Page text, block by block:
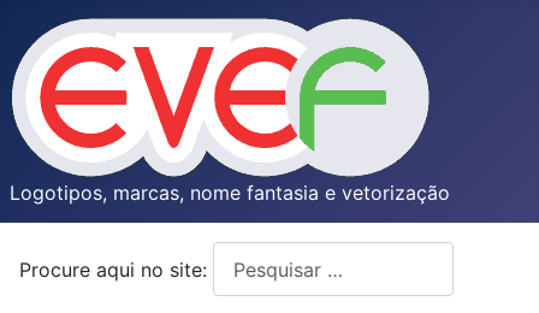
Logotipos, marcas, nome fantasia e vetorização
Procure aqui no site: